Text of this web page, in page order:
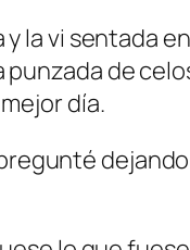
la vi sentada
de
día.